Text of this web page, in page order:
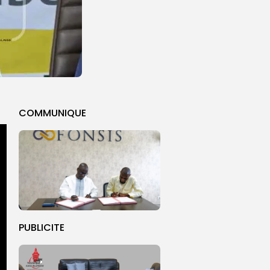
COMMUNIQUE
PUBLICITE